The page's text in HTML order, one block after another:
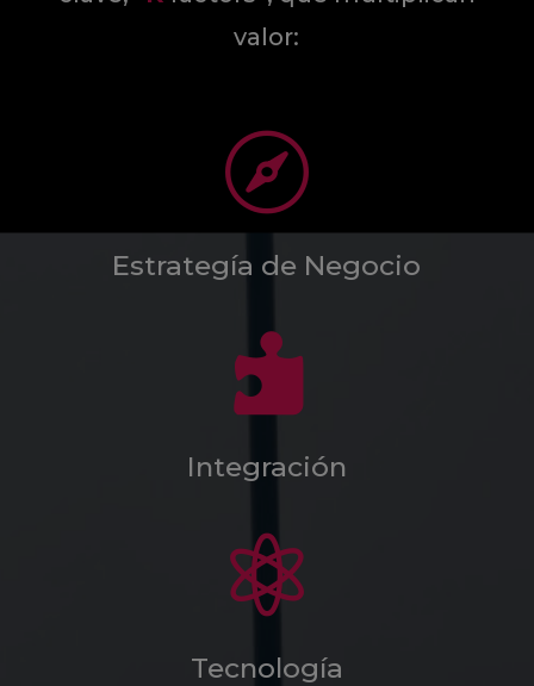
valor:

Estrategía de Negocio

Integración

Tecnología